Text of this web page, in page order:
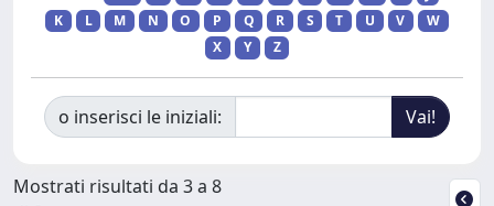
K
L M N O P Q R S T U V
W
X
Y Z
o inserisci le iniziali:
Mostrati risultati da 3 a 8